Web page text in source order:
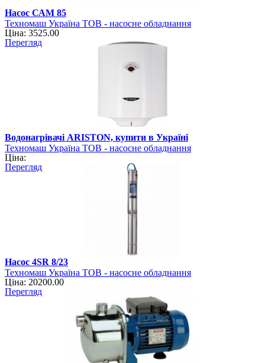
Насос САМ 85
Техномаш Україна ТОВ - насосне обладнання
Ціна: 3525.00
Перегляд
Водонагрівачі ARISTON, купити в Україні
Техномаш Україна ТОВ - насосне обладнання
Ціна:
Перегляд
Насос 4SR 8/23
Техномаш Україна ТОВ - насосне обладнання
Ціна: 20200.00
Перегляд